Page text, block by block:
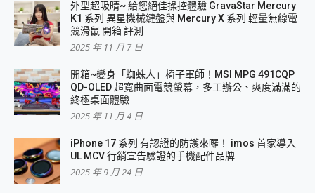
外型超吸晴~ 給您絕佳操控體驗 GravaStar Mercury
K1 系列 異星機械鍵盤與 Mercury X 系列 輕量無線電
競滑鼠 開箱 評測
2025 年 11 月 7 日
開箱~變身「蜘蛛人」椅子軍師！MSI MPG 491CQP
QD-OLED 超寬曲面電競螢幕，多工辦公、爽度滿滿的
終極桌面體驗
2025 年 11 月 4 日
iPhone 17 系列 有認證的防護來囉！ imos 首家導入
UL MCV 行銷宣告驗證的手機配件品牌
2025 年 9 月 24 日